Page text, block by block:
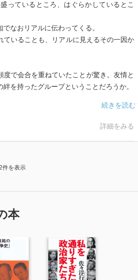
っているところ、はぐらかしているとこ
なおリアルに伝わってくる。
いることも、リアルに見えるその一因か
で会合を重ねていたことが驚き。友情と
を持ったグループということだろうか。
、小沢元自治相がそれについでいること、
に幹事長の勇退を持ちかけられたようだ
詳細をみる
件を表示
本